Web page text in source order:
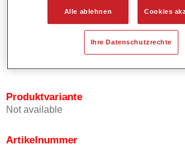
1,5 Spritzgängen.
Bietet ein gutes Standvermögen.
Verfügt über ein hohes Deckvermögen.
Besitzt eine hohe Farbtongenauigkeit.
Produktvariante
Not available
Artikelnummer
Alle ablehnen Cookies
Ihre Datenschutzrechte